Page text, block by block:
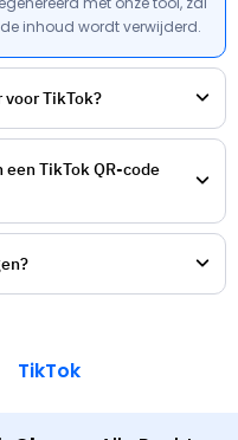
TikTok
inhoud wordt verwijderd.
TikTok?
een TikTok QR-code